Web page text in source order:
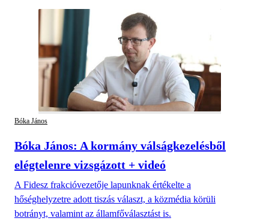
Bóka János
Bóka János: A kormány válságkezelésből
elégtelenre vizsgázott + videó
A Fidesz frakcióvezetője lapunknak értékelte a
hőséghelyzetre adott tiszás választ, a közmédia körüli
botrányt, valamint az államfőválasztást is.